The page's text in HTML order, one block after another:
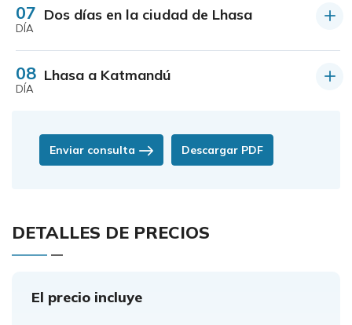
07
DÍA
Dos días en la ciudad de Lhasa
08
DÍA
Lhasa a Katmandú
Enviar consulta Descargar PDF
DETALLES DE PRECIOS
El precio incluye